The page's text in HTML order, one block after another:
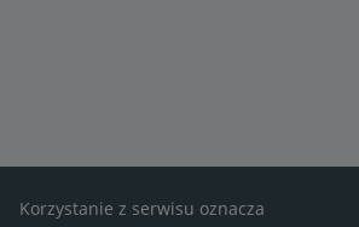
Korzystanie z serwisu oznacza